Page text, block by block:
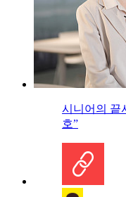
시니어의 끝
호”